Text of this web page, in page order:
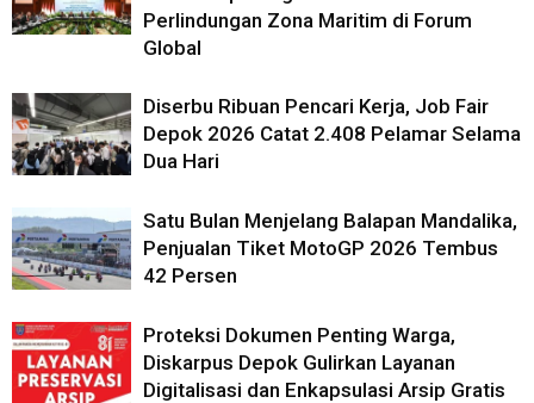
Perlindungan Zona Maritim di Forum
Global
Diserbu Ribuan Pencari Kerja, Job Fair
Depok 2026 Catat 2.408 Pelamar Selama
Dua Hari
Satu Bulan Menjelang Balapan Mandalika,
Penjualan Tiket MotoGP 2026 Tembus
42 Persen
Proteksi Dokumen Penting Warga,
Diskarpus Depok Gulirkan Layanan
Digitalisasi dan Enkapsulasi Arsip Gratis